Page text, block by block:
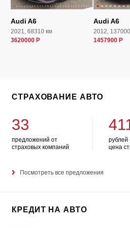
Audi A6
2021, 68310 км
3620000 Р
Audi A6
2012,
1457900 Р
СТРАХОВАНИЕ АВТО
33
предложений от
страховых компаний
цена
Посмотреть все предложения
КРЕДИТ НА АВТО